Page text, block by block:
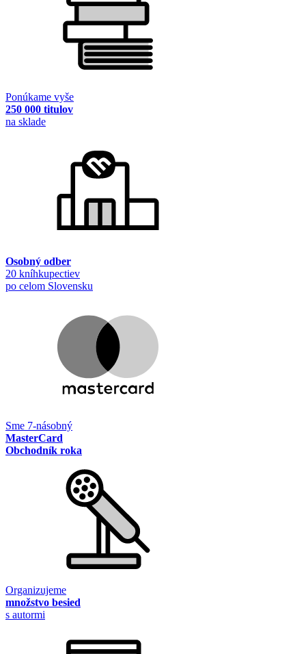
Ponúkame vyše
250 000 titulov
na sklade
Osobný odber
20 kníhkupectiev
po celom Slovensku
Sme 7-násobný
MasterCard
Obchodník roka
Organizujeme
množstvo besied
s autormi